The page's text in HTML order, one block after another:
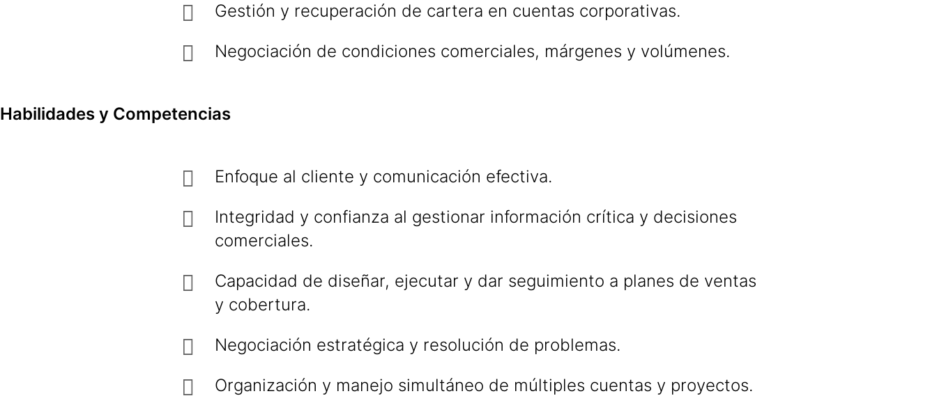
Gestión y recuperación de cartera en cuentas corporativas.
Negociación de condiciones comerciales, márgenes y volúmenes.
Habilidades y Competencias
Enfoque al cliente y comunicación efectiva.
Integridad y confianza al gestionar información crítica y decisiones
comerciales.
Capacidad de diseñar, ejecutar y dar seguimiento a planes de ventas
y cobertura.
Negociación estratégica y resolución de problemas.
Organización y manejo simultáneo de múltiples cuentas y proyectos.